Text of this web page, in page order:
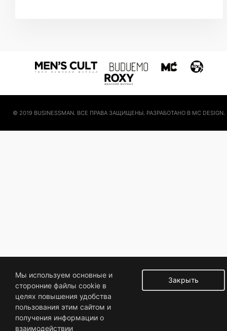
© 2019 BUSINESSMAN. ВСЕ ПРАВА ЗАЩИЩЕНЫ. РАЗРАБОТАНО В MC DESIGN.
Закрыть
Мы используем основные и
сторонние файлы cookie в
целях повышения удобства
пользования этим сайтом и
получения информации о
взаимодействии